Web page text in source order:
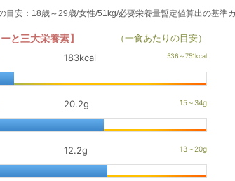
目安：18歳～29歳/女性/51kg/必要栄養量暫定値算出の基準
と三大栄養素】
（一食あたりの目安）
183kcal
20.2g
12.2g